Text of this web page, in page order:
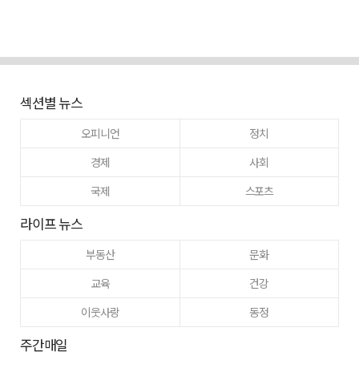
섹션별 뉴스
오피니언
정치
경제
사회
국제
스포츠
라이프 뉴스
부동산
문화
교육
건강
이웃사랑
동정
주간매일